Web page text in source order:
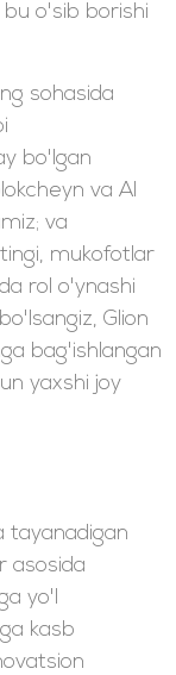
o'sib borishi
sohasida
bo'lgan
va AI
va
mukofotlar
rol o'ynashi
Glion
bag'ishlangan
yaxshi joy
tayanadigan
asosida
yo'l
kasb